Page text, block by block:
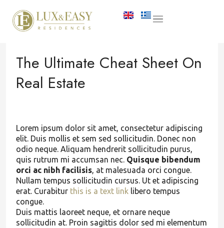
The Ultimate Cheat Sheet On
Real Estate
Lorem ipsum dolor sit amet, consectetur adipiscing
elit. Duis mollis et sem sed sollicitudin. Donec non
odio neque. Aliquam hendrerit sollicitudin purus,
quis rutrum mi accumsan nec. Quisque bibendum
orci ac nibh facilisis, at malesuada orci congue.
Nullam tempus sollicitudin cursus. Ut et adipiscing
erat. Curabitur this is a text link libero tempus
congue.
Duis mattis laoreet neque, et ornare neque
sollicitudin at. Proin sagittis dolor sed mi elementum